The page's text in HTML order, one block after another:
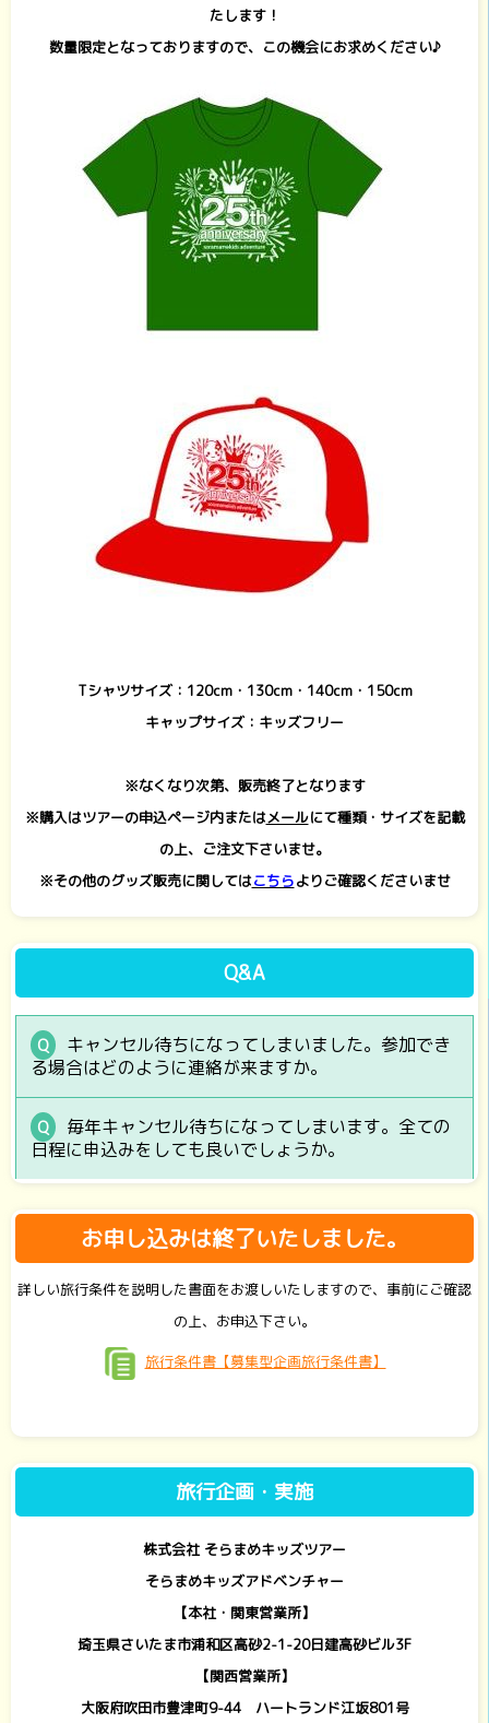
たします！
数量限定となっておりますので、この機会にお求めください♪
Tシャツサイズ：120cm・130cm・140cm・150cm
キャップサイズ：キッズフリー
※なくなり次第、販売終了となります
※購入はツアーの申込ページ内またはメールにて種類・サイズを記載
の上、ご注文下さいませ。
※その他のグッズ販売に関してはこちらよりご確認くださいませ
Q&A
キャンセル待ちになってしまいました。参加でき
る場合はどのように連絡が来ますか。
毎年キャンセル待ちになってしまいます。全ての
日程に申込みをしても良いでしょうか。
お申し込みは終了いたしました。
詳しい旅行条件を説明した書面をお渡しいたしますので、事前にご確認
の上、お申込下さい。
旅行条件書【募集型企画旅行条件書】
旅行企画・実施
株式会社 そらまめキッズツアー
そらまめキッズアドベンチャー
【本社・関東営業所】
埼玉県さいたま市浦和区高砂2-1-20日建高砂ビル3F
【関西営業所】
大阪府吹田市豊津町9-44 ハートランド江坂801号